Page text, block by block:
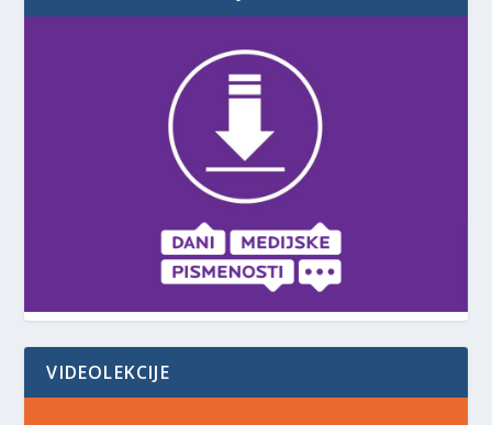
VIDEOLEKCIJE